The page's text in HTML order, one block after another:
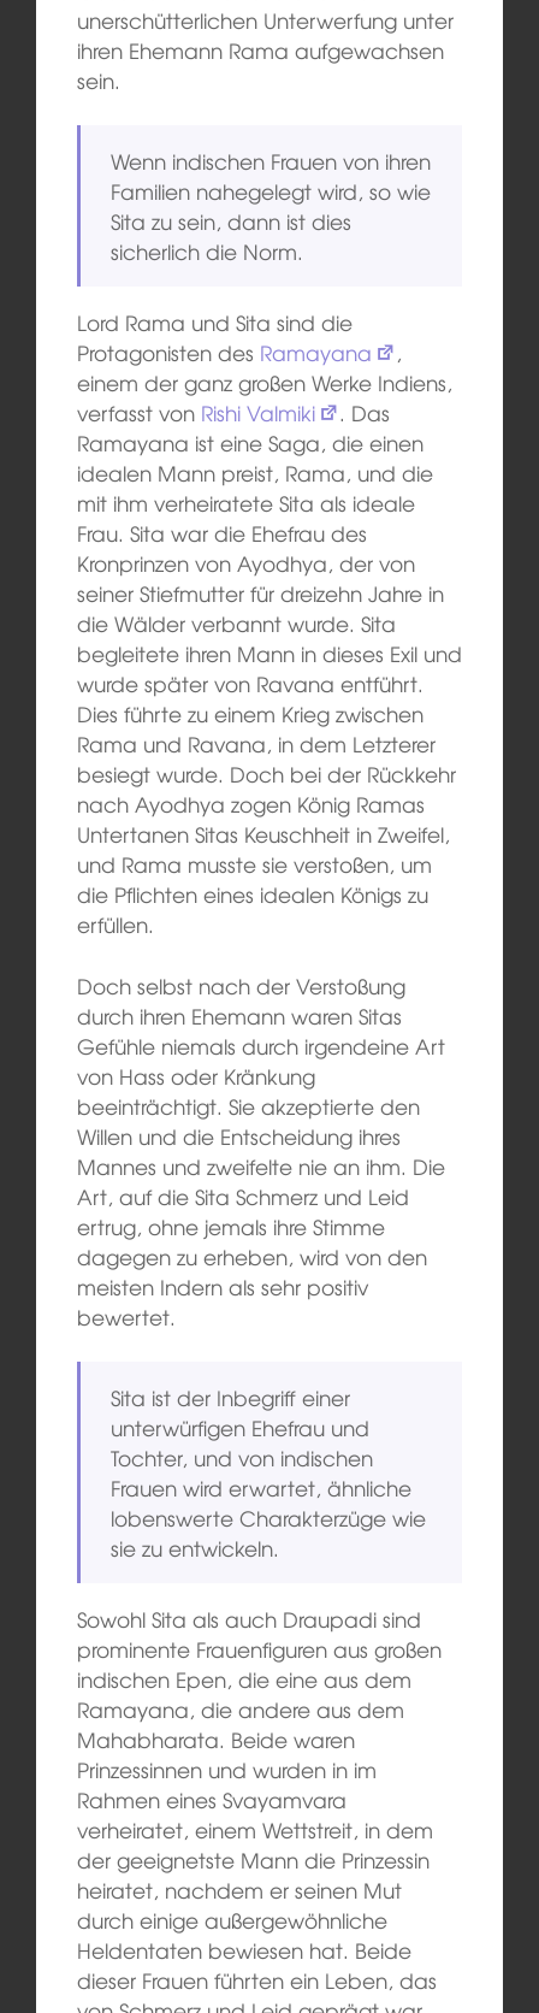
unerschütterlichen Unterwerfung unter
ihren Ehemann Rama aufgewachsen
sein.
Wenn indischen Frauen von ihren
Familien nahegelegt wird, so wie
Sita zu sein, dann ist dies
sicherlich die Norm.
Lord Rama und Sita sind die
Protagonisten des Ramayana
,
einem der ganz großen Werke Indiens,
verfasst von Rishi Valmiki
. Das
Ramayana ist eine Saga, die einen
idealen Mann preist, Rama, und die
mit ihm verheiratete Sita als ideale
Frau. Sita war die Ehefrau des
Kronprinzen von Ayodhya, der von
seiner Stiefmutter für dreizehn Jahre in
die Wälder verbannt wurde. Sita
begleitete ihren Mann in dieses Exil und
wurde später von Ravana entführt.
Dies führte zu einem Krieg zwischen
Rama und Ravana, in dem Letzterer
besiegt wurde. Doch bei der Rückkehr
nach Ayodhya zogen König Ramas
Untertanen Sitas Keuschheit in Zweifel,
und Rama musste sie verstoßen, um
die Pflichten eines idealen Königs zu
erfüllen.
Doch selbst nach der Verstoßung
durch ihren Ehemann waren Sitas
Gefühle niemals durch irgendeine Art
von Hass oder Kränkung
beeinträchtigt. Sie akzeptierte den
Willen und die Entscheidung ihres
Mannes und zweifelte nie an ihm. Die
Art, auf die Sita Schmerz und Leid
ertrug, ohne jemals ihre Stimme
dagegen zu erheben, wird von den
meisten Indern als sehr positiv
bewertet.
Sita ist der Inbegriff einer
unterwürfigen Ehefrau und
Tochter, und von indischen
Frauen wird erwartet, ähnliche
lobenswerte Charakterzüge wie
sie zu entwickeln.
Sowohl Sita als auch Draupadi sind
prominente Frauenfiguren aus großen
indischen Epen, die eine aus dem
Ramayana, die andere aus dem
Mahabharata. Beide waren
Prinzessinnen und wurden in im
Rahmen eines Svayamvara
verheiratet, einem Wettstreit, in dem
der geeignetste Mann die Prinzessin
heiratet, nachdem er seinen Mut
durch einige außergewöhnliche
Heldentaten bewiesen hat. Beide
dieser Frauen führten ein Leben, das